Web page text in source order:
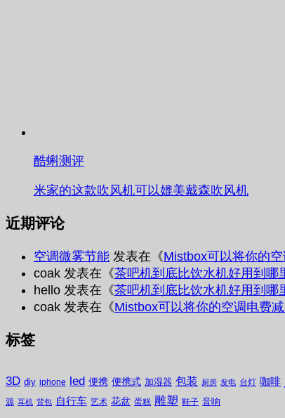
酷蝌测评
米家的这款吹风机可以媲美戴森吹风机
近期评论
空调微雾节能 发表在《Mistbox可以将你的
coak 发表在《茶吧机到底比饮水机好用到哪
hello 发表在《茶吧机到底比饮水机好用到哪
coak 发表在《Mistbox可以将你的空调电费
标签
3D diy iphone led 便携 便携式 加湿器 包装 厨房 发电 台灯 咖啡
源 耳机 背包 自行车 艺术 花盆 蛋糕 雕塑 鞋子 音响